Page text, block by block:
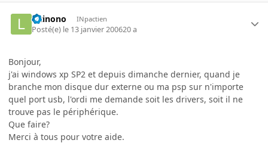
letinono INpactien
Posté(e) le 13 janvier 200620 a
Bonjour,
j'ai windows xp SP2 et depuis dimanche dernier, quand je
branche mon disque dur externe ou ma psp sur n'importe
quel port usb, l'ordi me demande soit les drivers, soit il ne
trouve pas le périphérique.
Que faire?
Merci à tous pour votre aide.